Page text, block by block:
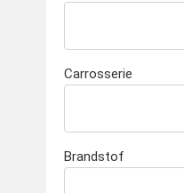
Carrosserie
Brandstof